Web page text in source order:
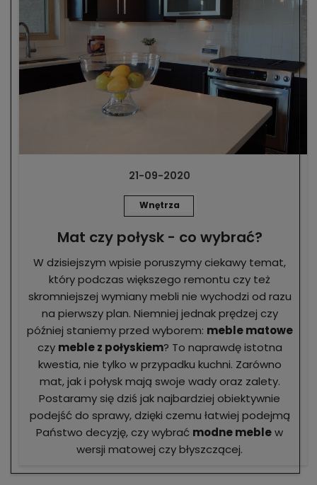
21-09-2020
Wnętrza
Mat czy połysk - co wybrać?
W dzisiejszym wpisie poruszymy ciekawy temat,
który podczas większego remontu czy też
skromniejszej wymiany mebli nie wychodzi od razu
na pierwszy plan. Niemniej jednak prędzej czy
później staniemy przed wyborem: meble matowe
czy meble z połyskiem? To naprawdę istotna
kwestia, nie tylko w przypadku kuchni. Zarówno
mat, jak i połysk mają swoje wady oraz zalety.
Postaramy się dziś jak najbardziej obiektywnie
podejść do sprawy, dzięki czemu łatwiej podejmą
Państwo decyzję, czy wybrać modne meblew
wersji matowej czy błyszczącej.